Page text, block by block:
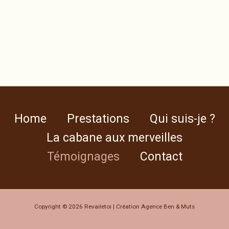
Home Prestations
Qui suis-je ?
La cabane aux merveilles
Témoignages
Contact
Copyright © 2026 Revailetoi | Création Agence Ben & Muts